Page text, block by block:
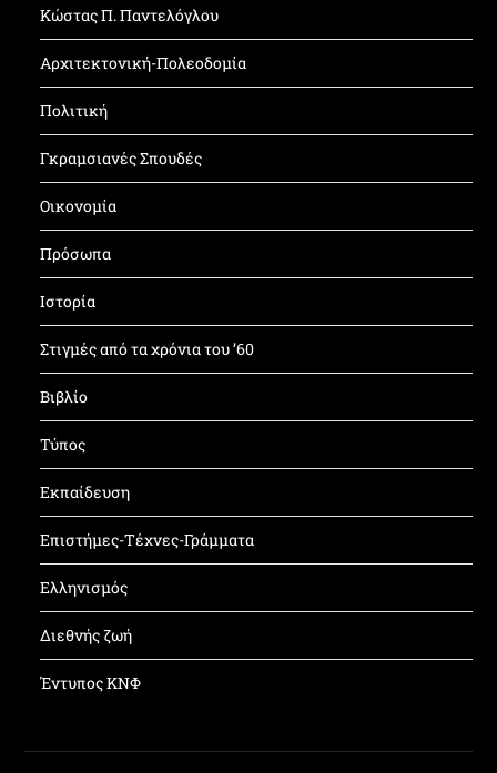
Κώστας Π. Παντελόγλου
Αρχιτεκτονική-Πολεοδομία
Πολιτική
Γκραμσιανές Σπουδές
Οικονομία
Πρόσωπα
Ιστορία
Στιγμές από τα χρόνια του ’60
Βιβλίο
Τύπος
Εκπαίδευση
Επιστήμες-Τέχνες-Γράμματα
Ελληνισμός
Διεθνής ζωή
Έντυπος ΚΝΦ